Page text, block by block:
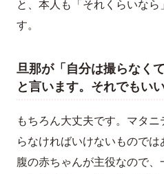
と、本人も「それくらいな
す。
旦那が「自分は撮らなく
と言います。それでもい
もちろん大丈夫です。マタ
らなければいけないもので
腹の赤ちゃんが主役なので